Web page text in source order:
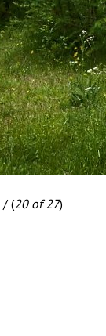
/ (20 of 27)